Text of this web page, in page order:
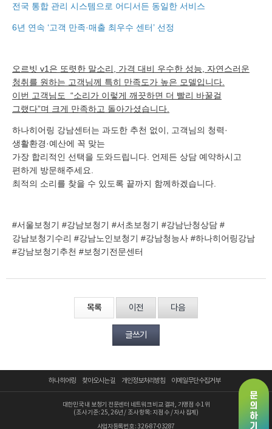
전국 통합 관리 시스템으로 어디서든 동일한 서비스
6년 연속 ‘고객 만족·매출 최우수 센터’ 선정
오르빗 v1은 또렷한 말소리, 가격 대비 우수한 성능, 자연스러운
청취를 원하는 고객님께 특히 만족도가 높은 모델입니다.
이번 고객님도 “소리가 이렇게 깨끗하면 더 빨리 바꿀걸
그랬다”며 크게 만족하고 돌아가셨습니다.
하나히어링 강남센터는 과도한 추천 없이, 고객님의 청력·
생활환경·예산에 꼭 맞는
가장 합리적인 선택을 도와드립니다. 언제든 상담 예약하시고
편하게 방문해주세요.
최적의 소리를 찾을 수 있도록 끝까지 함께하겠습니다.
#서울보청기 #강남보청기 #서초보청기 #강남난청상담 #
강남보청기수리 #강남노인보청기 #강남청능사 #하나히어링강남
#강남보청기추천 #보청기전문센터
목록 이전 다음
글쓰기
하나히어링 찾아오시는 길 개인정보처리방침 이메일무단수집거부
대한민국 내 보청기 전문센터 네트워크 비교 결과, 가맹점 수 1위
(조사 기준: 25, 26년 / 조사 항목: 지점 수 / 자사 집계)
사업자등록번호 : 326-87-03287